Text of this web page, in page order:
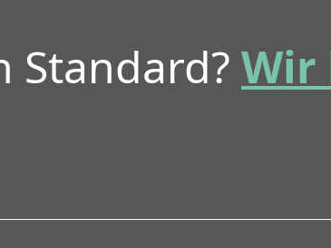
Standard? Wir